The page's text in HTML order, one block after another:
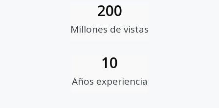
Millones de vistas
200
Años experiencia
10